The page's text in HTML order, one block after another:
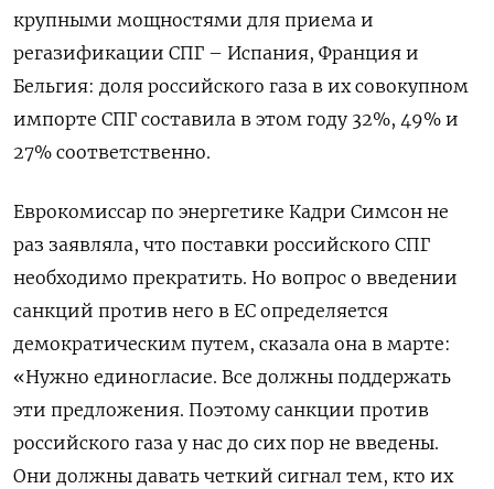
крупными мощностями для приема и
регазификации СПГ – Испания, Франция и
Бельгия: доля российского газа в их совокупном
импорте СПГ составила в этом году 32%, 49% и
27% соответственно.
Еврокомиссар по энергетике Кадри Симсон не
раз заявляла, что поставки российского СПГ
необходимо прекратить. Но вопрос о введении
санкций против него в ЕС определяется
демократическим путем, сказала она в марте:
«Нужно единогласие. Все должны поддержать
эти предложения. Поэтому санкции против
российского газа у нас до сих пор не введены.
Они должны давать четкий сигнал тем, кто их